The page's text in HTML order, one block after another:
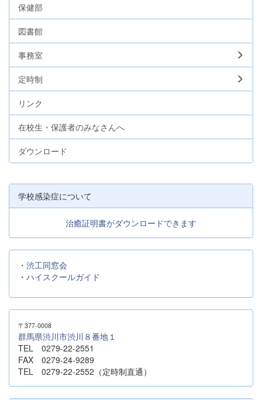
保健部
図書館
事務室
定時制
リンク
在校生・保護者のみなさんへ
ダウンロード
学校感染症について
治癒証明書がダウンロードできます
・ 渋工同窓会
・ ハイスクールガイド
〒377-0008
群馬県渋川市渋川８番地１
TEL 0279-22-2551
FAX 0279-24-9289
TEL 0279-22-2552（定時制直通）